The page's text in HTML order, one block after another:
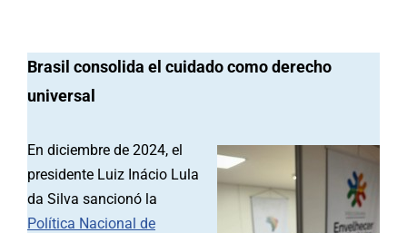
Brasil consolida el cuidado como derecho
universal
En diciembre de 2024, el
presidente Luiz Inácio Lula
da Silva sancionó la
Política Nacional de